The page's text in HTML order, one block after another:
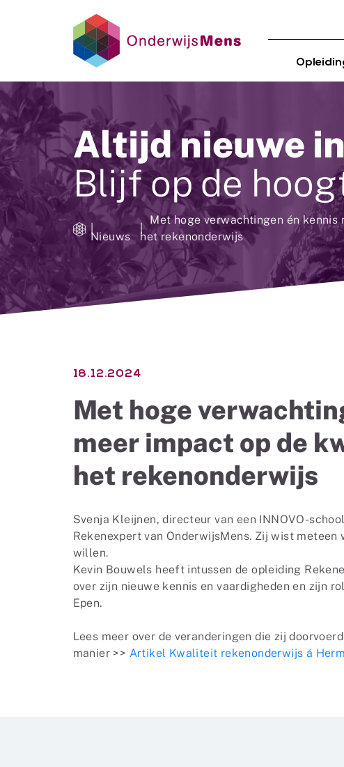
Altijd nieuwe
Blijf op de
Nieuws
Met hoge verwachtingen én
het rekenonderwijs
18.12.2024
Met hoge
meer impact op de
het rekenonderwijs
Svenja Kleijnen, directeur van een INNOVO-
Rekenexpert van OnderwijsMens. Zij wist
willen.
Kevin Bouwels heeft intussen de opleiding
over zijn nieuwe kennis en vaardigheden en zijn
Epen.
Lees meer over de veranderingen die zij
manier >> Artikel Kwaliteit rekenonderwijs á